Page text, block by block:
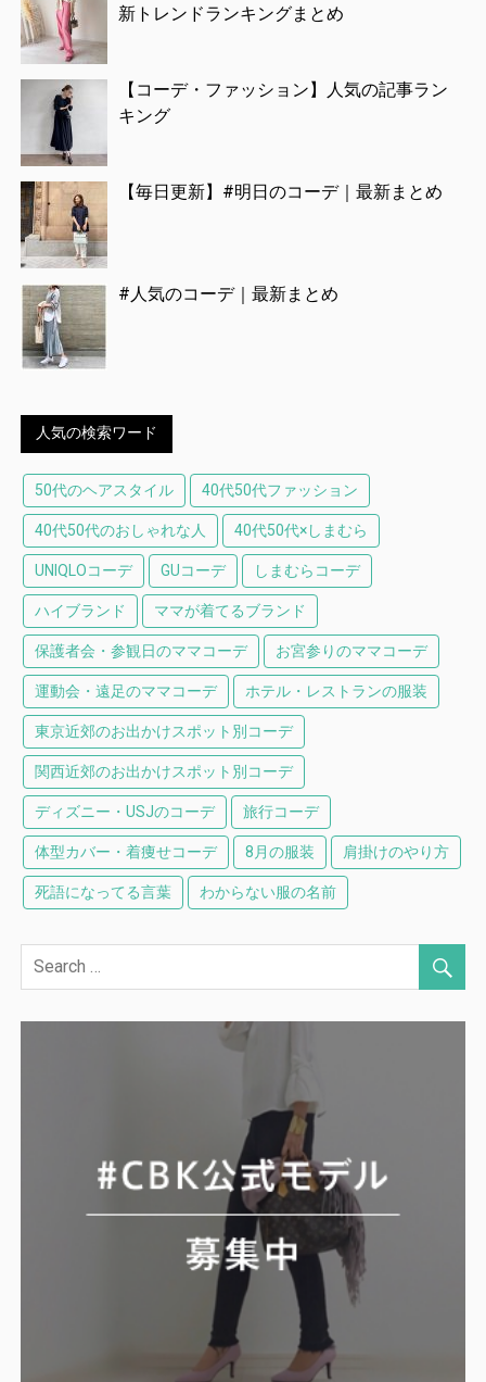
新トレンドランキングまとめ
【コーデ・ファッション】人気の記事ラン
キング
【毎日更新】#明日のコーデ｜最新まとめ
#人気のコーデ｜最新まとめ
人気の検索ワード
50代のヘアスタイル 40代50代ファッション
40代50代のおしゃれな人 40代50代×しまむら
UNIQLOコーデ GUコーデ しまむらコーデ
ハイブランド ママが着てるブランド
保護者会・参観日のママコーデ お宮参りのママコーデ
運動会・遠足のママコーデ ホテル・レストランの服装
東京近郊のお出かけスポット別コーデ
関西近郊のお出かけスポット別コーデ
ディズニー・USJのコーデ 旅行コーデ
体型カバー・着痩せコーデ 8月の服装 肩掛けのやり方
死語になってる言葉 わからない服の名前